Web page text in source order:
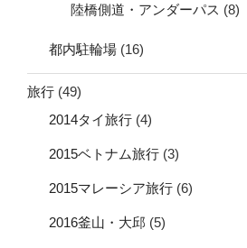
陸橋側道・アンダーパス (8)
都内駐輪場 (16)
旅行 (49)
2014タイ旅行 (4)
2015ベトナム旅行 (3)
2015マレーシア旅行 (6)
2016釜山・大邱 (5)